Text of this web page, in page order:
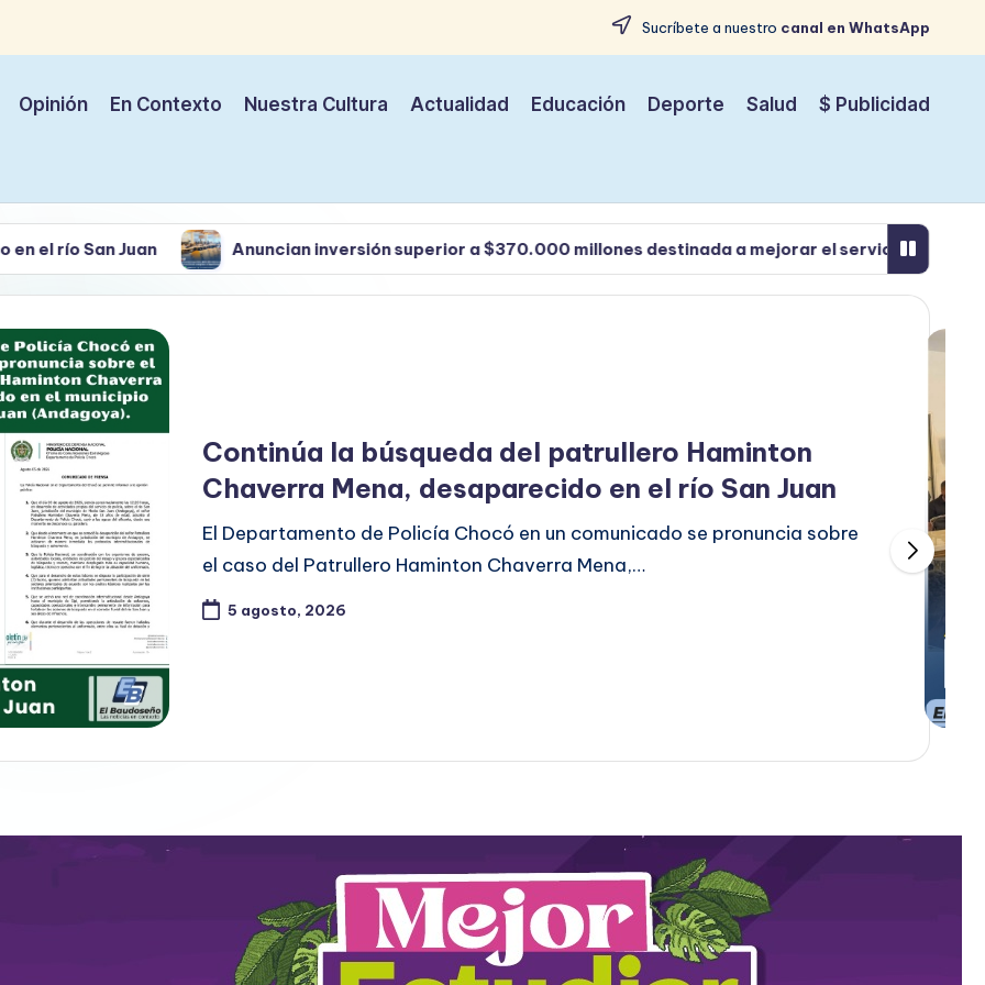
Sucríbete a nuestro canal en WhatsApp
Opinión En Contexto Nuestra Cultura Actualidad Educación Deporte Salud $ Publicidad
Juan Anuncian inversión superior a $370.000 millones destinada a mejorar el servicio de energía en el
Continúa la búsqueda del patrullero Haminton
Chaverra Mena, desaparecido en el río San Juan
El Departamento de Policía Chocó en un comunicado se pronuncia sobre
el caso del Patrullero Haminton Chaverra Mena,…
5 agosto, 2026